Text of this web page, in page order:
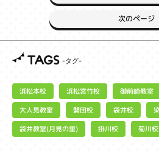
次のページ
TAGS
浜松本校 浜松宮竹校 御前崎教室
大人見教室 磐田校 袋井校
袋井教室(月見の里) 掛川校 菊川校